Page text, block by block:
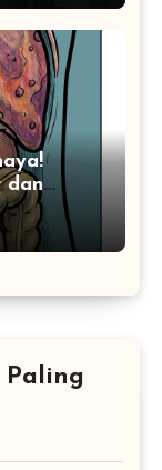
dan
Paling